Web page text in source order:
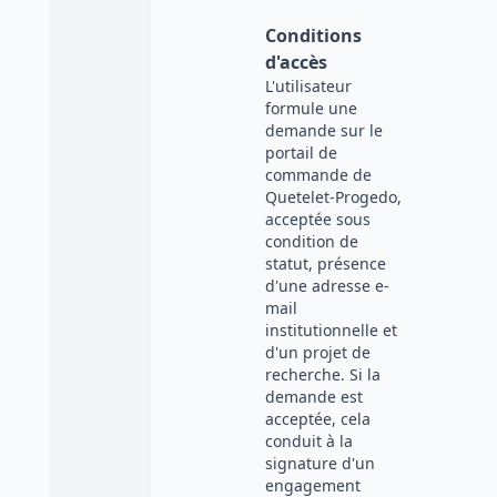
Conditions
d'accès
L'utilisateur
formule une
demande sur le
portail de
commande de
Quetelet-Progedo,
acceptée sous
condition de
statut, présence
d'une adresse e-
mail
institutionnelle et
d'un projet de
recherche. Si la
demande est
acceptée, cela
conduit à la
signature d'un
engagement